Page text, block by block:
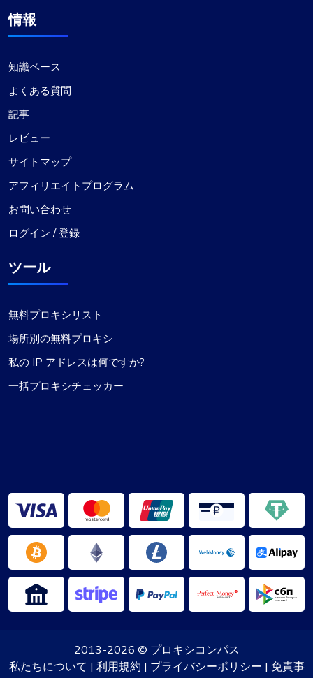
情報
知識ベース
よくある質問
記事
レビュー
サイトマップ
アフィリエイトプログラム
お問い合わせ
ログイン / 登録
ツール
無料プロキシリスト
場所別の無料プロキシ
私の IP アドレスは何ですか?
一括プロキシチェッカー
2013-2026 © プロキシコンパス
私たちについて | 利用規約 | プライバシーポリシー | 免責事